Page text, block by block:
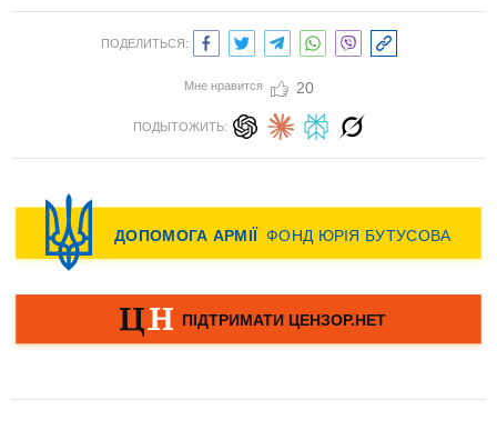
ПОДЕЛИТЬСЯ:
Мне нравится 20
ПОДЫТОЖИТЬ: